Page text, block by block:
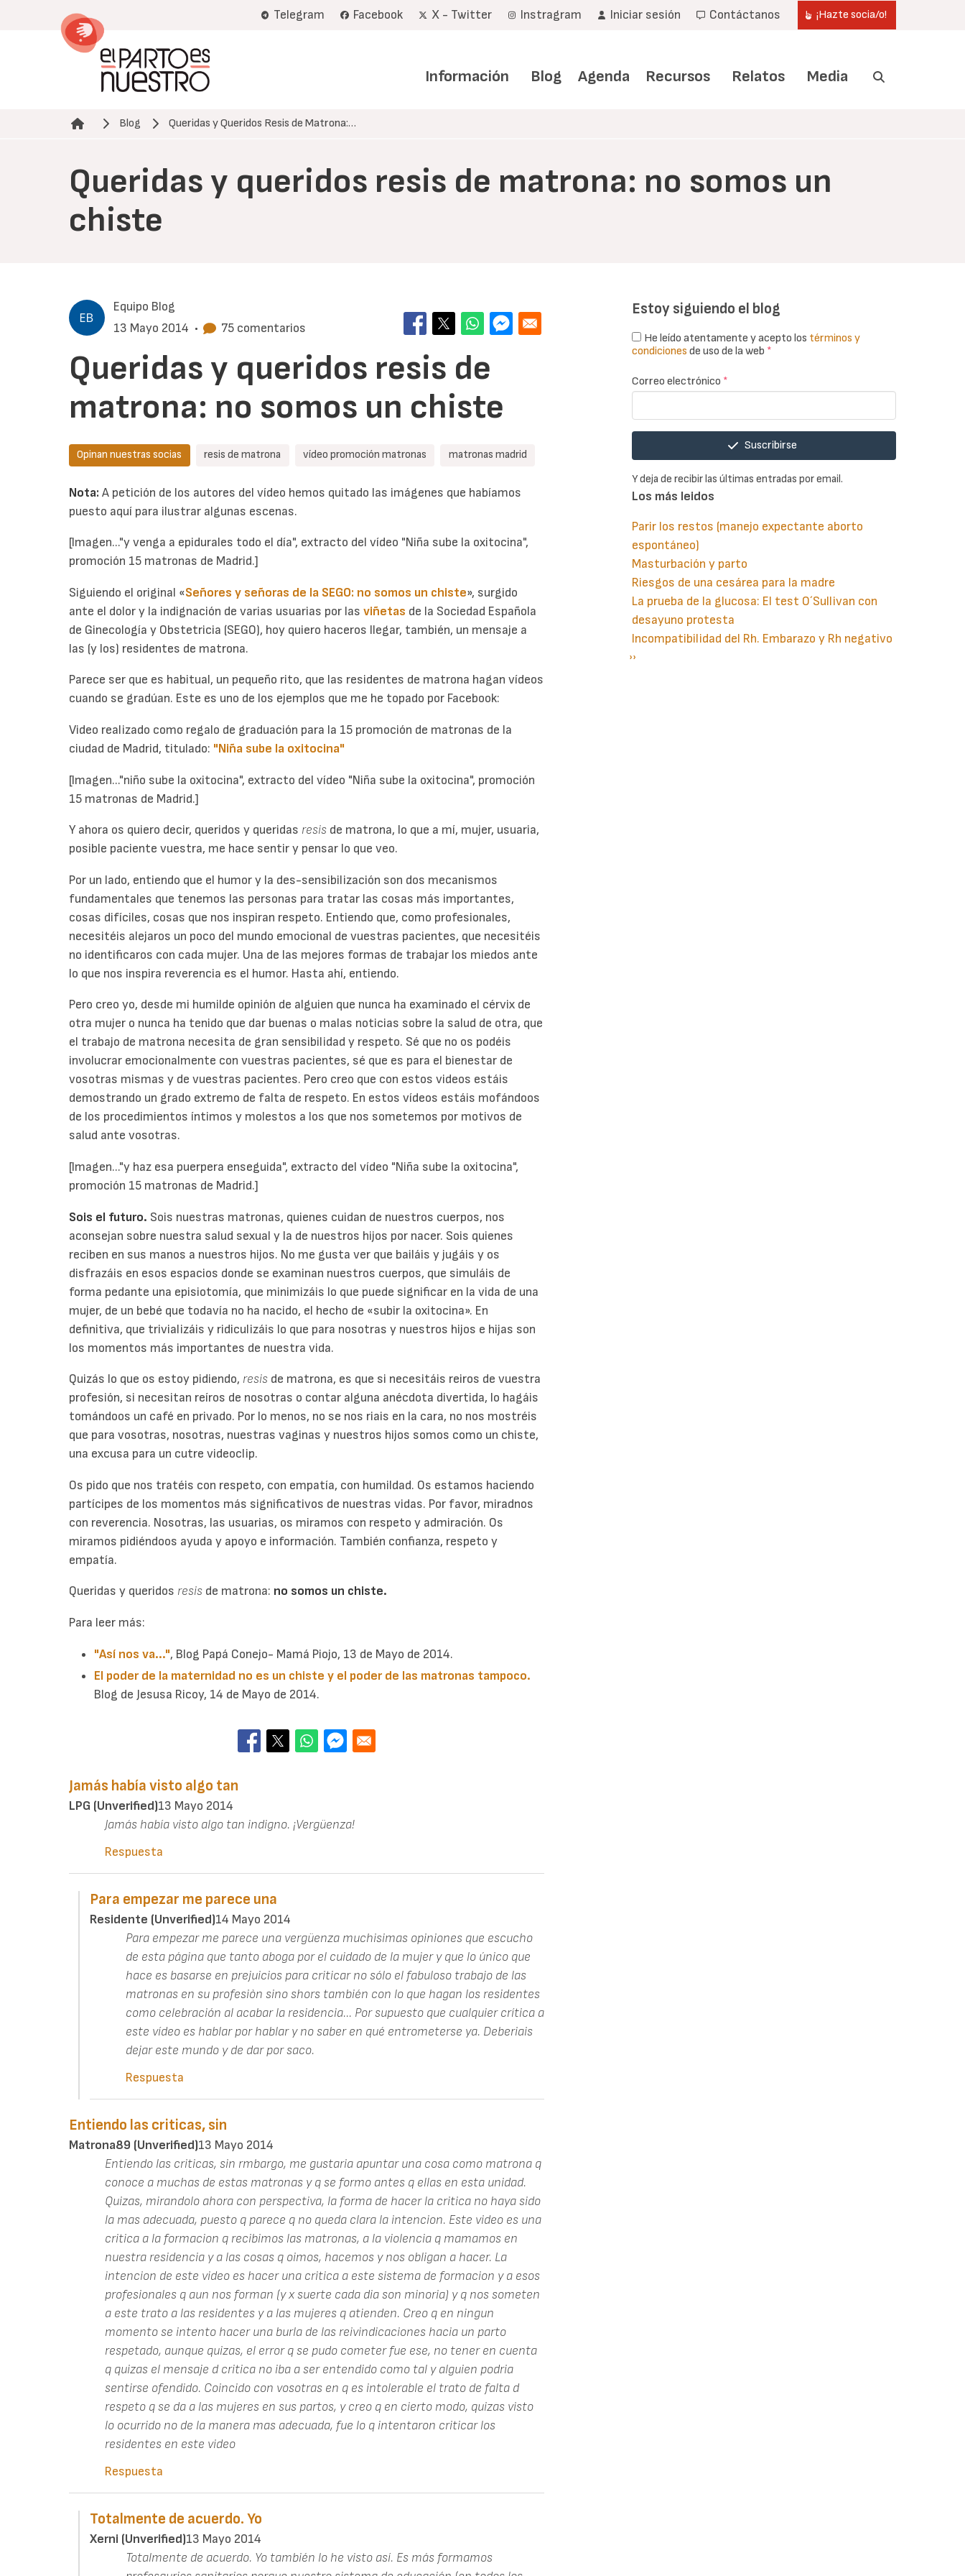
Telegram Facebook X - Twitter Instragram Iniciar sesión Contáctanos ¡Hazte socia/o!
Información Blog Agenda Recursos Relatos Media
Ruta de navegación
Blog Queridas y Queridos Resis de Matrona:…
Queridas y queridos resis de matrona: no somos un
chiste
Equipo Blog
13 Mayo 2014 • 75 comentarios
Queridas y queridos resis de
matrona: no somos un chiste
Opinan nuestras socias resis de matrona vídeo promoción matronas matronas madrid
Nota: A petición de los autores del vídeo hemos quitado las imágenes que habíamos
puesto aquí para ilustrar algunas escenas.
[Imagen..."y venga a epidurales todo el día", extracto del vídeo "Niña sube la oxitocina",
promoción 15 matronas de Madrid.]
Siguiendo el original «Señores y señoras de la SEGO: no somos un chiste», surgido
ante el dolor y la indignación de varias usuarias por las viñetas de la Sociedad Española
de Ginecología y Obstetricia (SEGO), hoy quiero haceros llegar, también, un mensaje a
las (y los) residentes de matrona.
Parece ser que es habitual, un pequeño rito, que las residentes de matrona hagan vídeos
cuando se gradúan. Este es uno de los ejemplos que me he topado por Facebook:
Video realizado como regalo de graduación para la 15 promoción de matronas de la
ciudad de Madrid, titulado: "Niña sube la oxitocina"
[Imagen..."niño sube la oxitocina", extracto del vídeo "Niña sube la oxitocina", promoción
15 matronas de Madrid.]
Y ahora os quiero decir, queridos y queridas resis de matrona, lo que a mí, mujer, usuaria,
posible paciente vuestra, me hace sentir y pensar lo que veo.
Por un lado, entiendo que el humor y la des-sensibilización son dos mecanismos
fundamentales que tenemos las personas para tratar las cosas más importantes,
cosas difíciles, cosas que nos inspiran respeto. Entiendo que, como profesionales,
necesitéis alejaros un poco del mundo emocional de vuestras pacientes, que necesitéis
no identificaros con cada mujer. Una de las mejores formas de trabajar los miedos ante
lo que nos inspira reverencia es el humor. Hasta ahí, entiendo.
Pero creo yo, desde mi humilde opinión de alguien que nunca ha examinado el cérvix de
otra mujer o nunca ha tenido que dar buenas o malas noticias sobre la salud de otra, que
el trabajo de matrona necesita de gran sensibilidad y respeto. Sé que no os podéis
involucrar emocionalmente con vuestras pacientes, sé que es para el bienestar de
vosotras mismas y de vuestras pacientes. Pero creo que con estos videos estáis
demostrando un grado extremo de falta de respeto. En estos vídeos estáis mofándoos
de los procedimientos íntimos y molestos a los que nos sometemos por motivos de
salud ante vosotras.
[Imagen..."y haz esa puerpera enseguida", extracto del vídeo "Niña sube la oxitocina",
promoción 15 matronas de Madrid.]
Sois el futuro. Sois nuestras matronas, quienes cuidan de nuestros cuerpos, nos
aconsejan sobre nuestra salud sexual y la de nuestros hijos por nacer. Sois quienes
reciben en sus manos a nuestros hijos. No me gusta ver que bailáis y jugáis y os
disfrazáis en esos espacios donde se examinan nuestros cuerpos, que simuláis de
forma pedante una episiotomía, que minimizáis lo que puede significar en la vida de una
mujer, de un bebé que todavía no ha nacido, el hecho de «subir la oxitocina». En
definitiva, que trivializáis y ridiculizáis lo que para nosotras y nuestros hijos e hijas son
los momentos más importantes de nuestra vida.
Quizás lo que os estoy pidiendo, resis de matrona, es que si necesitáis reiros de vuestra
profesión, si necesitan reíros de nosotras o contar alguna anécdota divertida, lo hagáis
tomándoos un café en privado. Por lo menos, no se nos riais en la cara, no nos mostréis
que para vosotras, nosotras, nuestras vaginas y nuestros hijos somos como un chiste,
una excusa para un cutre videoclip.
Os pido que nos tratéis con respeto, con empatía, con humildad. Os estamos haciendo
partícipes de los momentos más significativos de nuestras vidas. Por favor, miradnos
con reverencia. Nosotras, las usuarias, os miramos con respeto y admiración. Os
miramos pidiéndoos ayuda y apoyo e información. También confianza, respeto y
empatía.
Queridas y queridos resis de matrona: no somos un chiste.
Para leer más:
"Así nos va...", Blog Papá Conejo- Mamá Piojo, 13 de Mayo de 2014.
El poder de la maternidad no es un chiste y el poder de las matronas tampoco.
Blog de Jesusa Ricoy, 14 de Mayo de 2014.
Jamás había visto algo tan
LPG (unverified)13 Mayo 2014
Jamás había visto algo tan indigno. ¡Vergüenza!
Respuesta
Para empezar me parece una
Residente (unverified)14 Mayo 2014
Para empezar me parece una vergüenza muchisimas opiniones que escucho
de esta página que tanto aboga por el cuidado de la mujer y que lo único que
hace es basarse en prejuicios para criticar no sólo el fabuloso trabajo de las
matronas en su profesiòn sino shors también con lo que hagan los residentes
como celebración al acabar la residencia... Por supuesto que cualquier crítica a
este vídeo es hablar por hablar y no saber en qué entrometerse ya. Deberiais
dejar este mundo y de dar por saco.
Respuesta
Entiendo las criticas, sin
Matrona89 (unverified)13 Mayo 2014
Entiendo las criticas, sin rmbargo, me gustaria apuntar una cosa como matrona q
conoce a muchas de estas matronas y q se formo antes q ellas en esta unidad.
Quizas, mirandolo ahora con perspectiva, la forma de hacer la critica no haya sido
la mas adecuada, puesto q parece q no queda clara la intencion. Este video es una
critica a la formacion q recibimos las matronas, a la violencia q mamamos en
nuestra residencia y a las cosas q oimos, hacemos y nos obligan a hacer. La
intencion de este video es hacer una critica a este sistema de formacion y a esos
profesionales q aun nos forman (y x suerte cada dia son minoria) y q nos someten
a este trato a las residentes y a las mujeres q atienden. Creo q en ningun
momento se intento hacer una burla de las reivindicaciones hacia un parto
respetado, aunque quizas, el error q se pudo cometer fue ese, no tener en cuenta
q quizas el mensaje d critica no iba a ser entendido como tal y alguien podria
sentirse ofendido. Coincido con vosotras en q es intolerable el trato de falta d
respeto q se da a las mujeres en sus partos, y creo q en cierto modo, quizas visto
lo ocurrido no de la manera mas adecuada, fue lo q intentaron criticar los
residentes en este video
Respuesta
Totalmente de acuerdo. Yo
Xerni (unverified)13 Mayo 2014
Totalmente de acuerdo. Yo también lo he visto así. Es más formamos
Estoy siguiendo el blog
He leído atentamente y acepto los términos y
condiciones de uso de la web *
Correo electrónico *
Suscribirse
Y deja de recibir las últimas entradas por email.
Los más leidos
Parir los restos (manejo expectante aborto
espontáneo)
Masturbación y parto
Riesgos de una cesárea para la madre
La prueba de la glucosa: El test O´Sullivan con
desayuno protesta
Incompatibilidad del Rh. Embarazo y Rh negativo
Paginación
Siguiente
››